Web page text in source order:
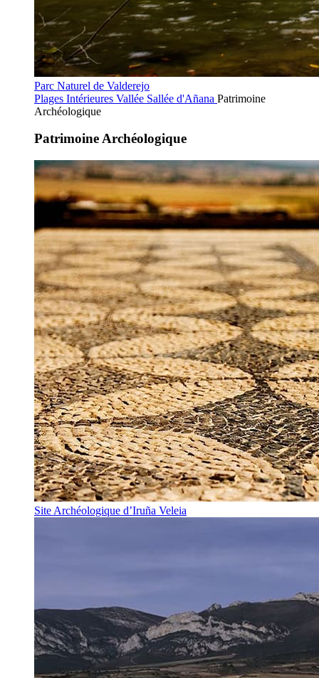
Parc Naturel de Valderejo
Plages Intérieures Vallée Sallée d'Añana Patrimoine
Archéologique
Patrimoine Archéologique
Site Archéologique d’Iruña Veleia